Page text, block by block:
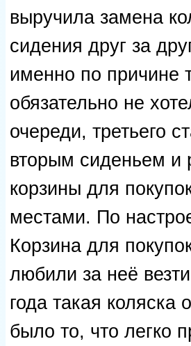
выручила замена
сидения друг за
именно по причине
обязательно не
очереди, третьего
вторым сиденьем и
корзины для
местами. По
Корзина для
любили за неё
года такая
было то, что легко